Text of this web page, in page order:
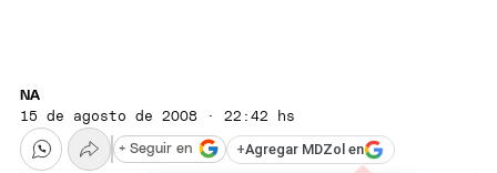
NA
15 de agosto de 2008 · 22:42 hs
+Agregar MDZol en
+ Seguir en